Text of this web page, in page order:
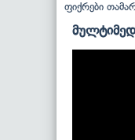
ფიქრები